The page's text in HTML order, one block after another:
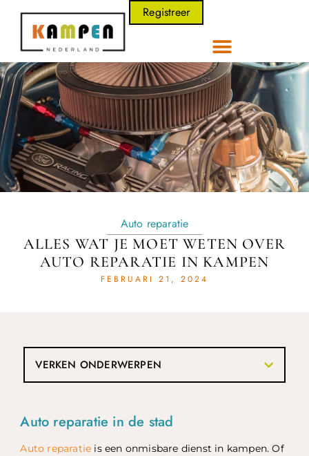
Registreer
Auto reparatie
ALLES WAT JE MOET WETEN OVER
AUTO REPARATIE IN KAMPEN
FEBRUARI 21, 2024
Auto reparatie in de stad
Auto reparatie is een onmisbare dienst in kampen. Of
VERKEN ONDERWERPEN